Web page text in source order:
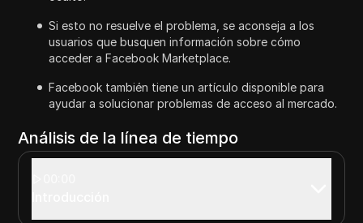
Si esto no resuelve el problema, se aconseja a los
usuarios que busquen información sobre cómo
acceder a Facebook Marketplace.
Facebook también tiene un artículo disponible para
ayudar a solucionar problemas de acceso al mercado.
Análisis de la línea de tiempo